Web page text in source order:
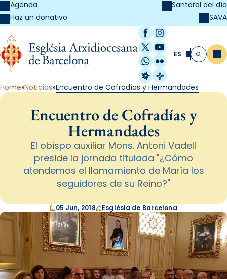
Agenda
Haz un donativo
Santoral del día
SAVA
Facebook
Instagram
X / Twitter
YouTube
WhatsApp
Flickr
Radio Estel
Catalunya
ES Buscar
Home Noticias Encuentro de Cofradías y Hermandades
Encuentro de Cofradías y
Hermandades
El obispo auxiliar Mons. Antoni Vadell
preside la jornada titulada "¿Cómo
atendemos el llamamiento de María los
seguidores de su Reino?"
05 Jun, 2018 Església de Barcelona